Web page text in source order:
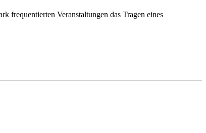
frequentierten Veranstaltungen das Tragen eines